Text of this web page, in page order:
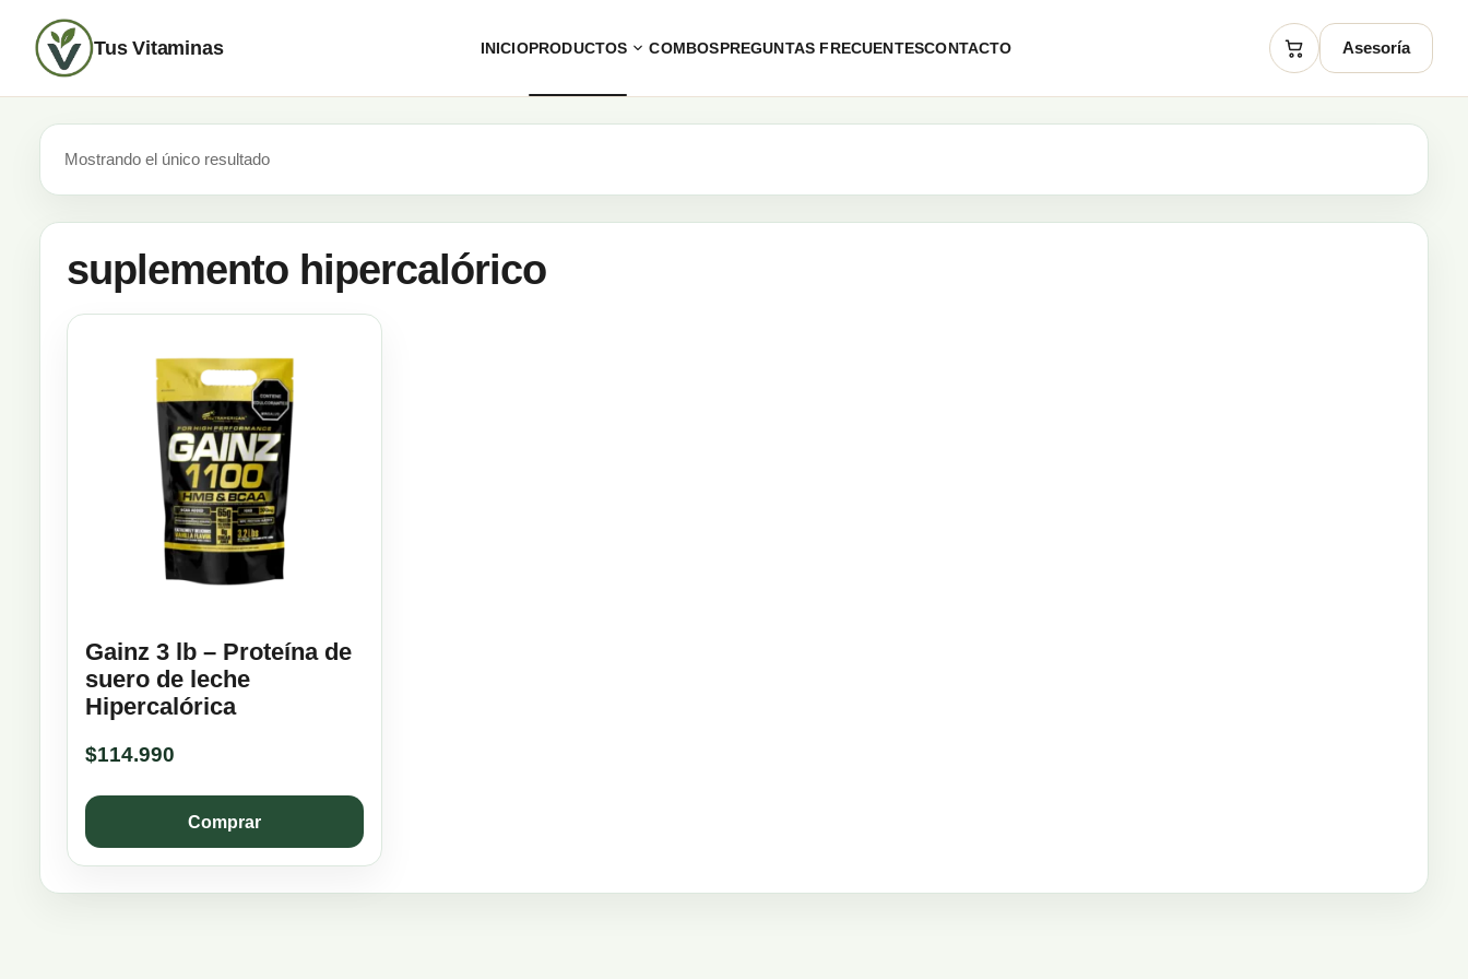
Tus Vitaminas INICIOPRODUCTOS COMBOSPREGUNTAS FRECUENTESCONTACTO
Carrito
Asesoría
Mostrando el único resultado
suplemento hipercalórico
Gainz 3 lb – Proteína de
suero de leche
Hipercalórica
$114.990
Comprar